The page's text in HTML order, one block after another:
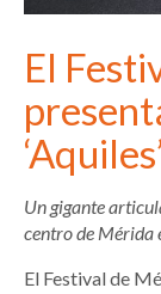
El
Un gigante
centro de Mérida
El Festival de